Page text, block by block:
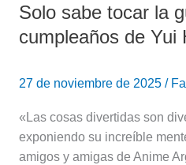
Solo sabe tocar la
cumpleaños de Yui
27 de noviembre de 2025 /
«Las cosas divertidas son
exponiendo su increíble
amigos y amigas de Anime